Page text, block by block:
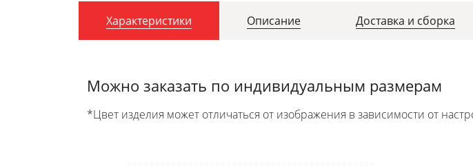
Характеристики Описание Доставка и сборка
Можно заказать по индивидуальным размерам
*Цвет изделия может отличаться от изображения в зависимости от